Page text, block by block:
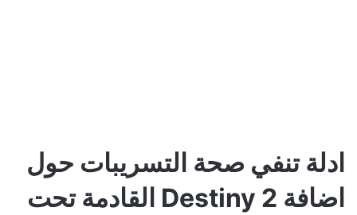
ادلة تنفي صحة التسريبات حول
اضافة Destiny 2 القادمة تحت